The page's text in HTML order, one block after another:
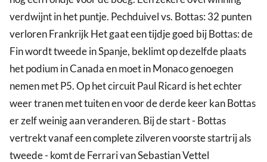
verdwijnt in het puntje. Pechduivel vs. Bottas: 32 punten
verloren Frankrijk Het gaat een tijdje goed bij Bottas: de
Fin wordt tweede in Spanje, beklimt op dezelfde plaats
het podium in Canada en moet in Monaco genoegen
nemen met P5. Op het circuit Paul Ricard is het echter
weer tranen met tuiten en voor de derde keer kan Bottas
er zelf weinig aan veranderen. Bij de start - Bottas
vertrekt vanaf een complete zilveren voorste startrij als
tweede - komt de Ferrari van Sebastian Vettel